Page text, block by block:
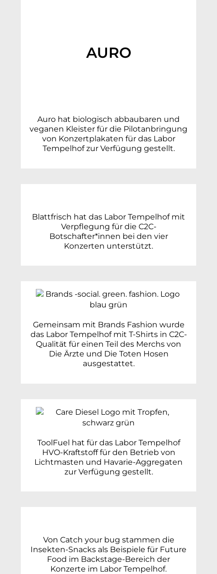
AURO
Auro hat biologisch abbaubaren und
veganen Kleister für die Pilotanbringung
von Konzertplakaten für das Labor
Tempelhof zur Verfügung gestellt.
Blattfrisch hat das Labor Tempelhof mit
Verpflegung für die C2C-
Botschafter*innen bei den vier
Konzerten unterstützt.
Gemeinsam mit Brands Fashion wurde
das Labor Tempelhof mit T-Shirts in C2C-
Qualität für einen Teil des Merchs von
Die Ärzte und Die Toten Hosen
ausgestattet.
ToolFuel hat für das Labor Tempelhof
HVO-Kraftstoff für den Betrieb von
Lichtmasten und Havarie-Aggregaten
zur Verfügung gestellt.
Von Catch your bug stammen die
Insekten-Snacks als Beispiele für Future
Food im Backstage-Bereich der
Konzerte im Labor Tempelhof.